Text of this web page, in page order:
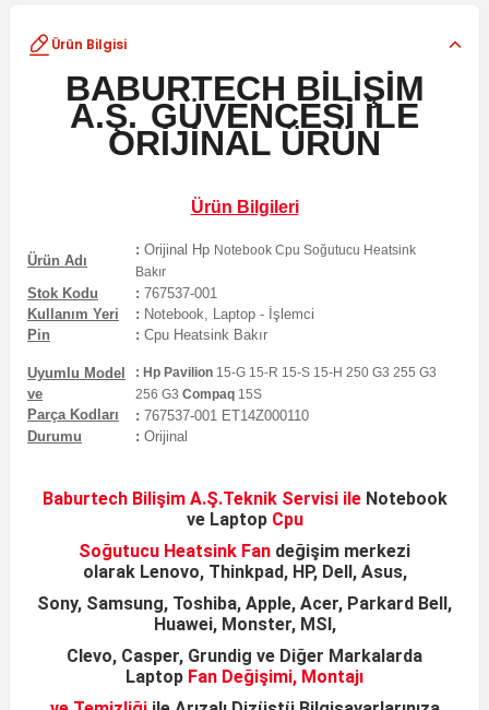
Ürün Bilgisi
BABURTECH BİLİŞİM
A.Ş. GÜVENCESİ İLE
ORİJİNAL ÜRÜN
Ürün Bilgileri
Ürün Adı
: Orijinal Hp Notebook Cpu Soğutucu Heatsink
Bakır
Stok Kodu : 767537-001
Kullanım Yeri
: Notebook, Laptop - İşlemci
Pin
: Cpu Heatsink Bakır
Uyumlu Model
ve
Parça Kodları
: Hp Pavilion 15-G 15-R 15-S 15-H 250 G3 255 G3
256 G3 Compaq 15S
: 767537-001 ET14Z000110
Durumu
: Orijinal
Baburtech Bilişim A.Ş.Teknik Servisi ile Notebook
ve Laptop Cpu
Soğutucu Heatsink Fan değişim merkezi
olarak Lenovo, Thinkpad, HP, Dell, Asus,
Sony, Samsung, Toshiba, Apple, Acer, Parkard Bell,
Huawei, Monster, MSI,
Clevo, Casper, Grundig ve Diğer Markalarda
Laptop Fan Değişimi, Montajı